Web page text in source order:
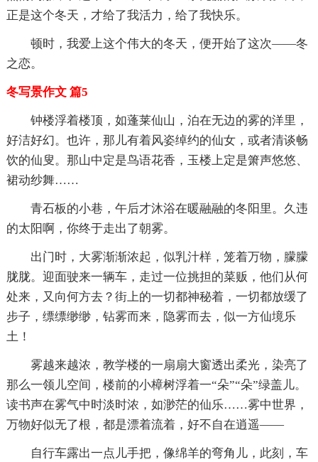
正是这个冬天，才给了我活力，给了我快乐。
顿时，我爱上这个伟大的冬天，便开始了这次——冬
之恋。
冬写景作文 篇5
钟楼浮着楼顶，如蓬莱仙山，泊在无边的雾的洋里，
好洁好幻。也许，那儿有着风姿绰约的仙女，或者清谈畅
饮的仙叟。那山中定是鸟语花香，玉楼上定是箫声悠悠、
裙动纱舞……
青石板的小巷，午后才沐浴在暖融融的冬阳里。久违
的太阳啊，你终于走出了朝雾。
出门时，大雾渐渐浓起，似乳汁样，笼着万物，朦朦
胧胧。迎面驶来一辆车，走过一位挑担的菜贩，他们从何
处来，又向何方去？街上的一切都神秘着，一切都放缓了
步子，缥缥缈缈，钻雾而来，隐雾而去，似一方仙境乐
土！
雾越来越浓，教学楼的一扇扇大窗透出柔光，染亮了
那么一领儿空间，楼前的小樟树浮着一“朵”“朵”绿盖儿。
读书声在雾气中时淡时浓，如渺茫的仙乐……雾中世界，
万物好似无了根，都是漂着流着，好不自在逍遥——
自行车露出一点儿手把，像绵羊的弯角儿，此刻，车